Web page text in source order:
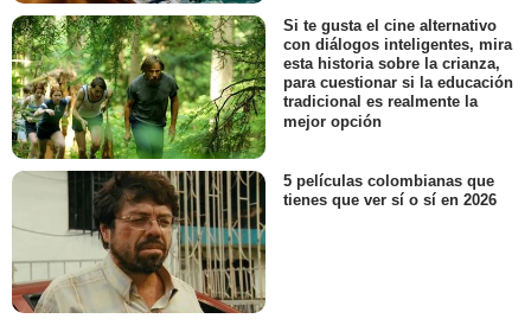
Si te gusta el cine alternativo
con diálogos inteligentes, mira
esta historia sobre la crianza,
para cuestionar si la educación
tradicional es realmente la
mejor opción
5 películas colombianas que
tienes que ver sí o sí en 2026